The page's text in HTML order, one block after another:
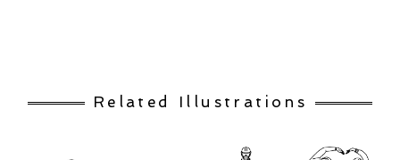
Related Illustrations